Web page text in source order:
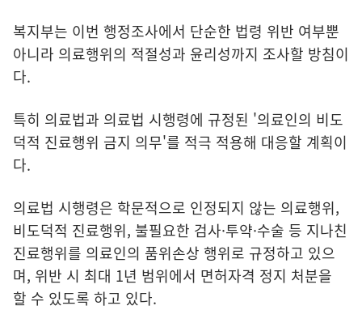
복지부는 이번 행정조사에서 단순한 법령 위반 여부뿐
아니라 의료행위의 적절성과 윤리성까지 조사할 방침이
다.
특히 의료법과 의료법 시행령에 규정된 '의료인의 비도
덕적 진료행위 금지 의무'를 적극 적용해 대응할 계획이
다.
의료법 시행령은 학문적으로 인정되지 않는 의료행위,
비도덕적 진료행위, 불필요한 검사·투약·수술 등 지나친
진료행위를 의료인의 품위손상 행위로 규정하고 있으
며, 위반 시 최대 1년 범위에서 면허자격 정지 처분을
할 수 있도록 하고 있다.